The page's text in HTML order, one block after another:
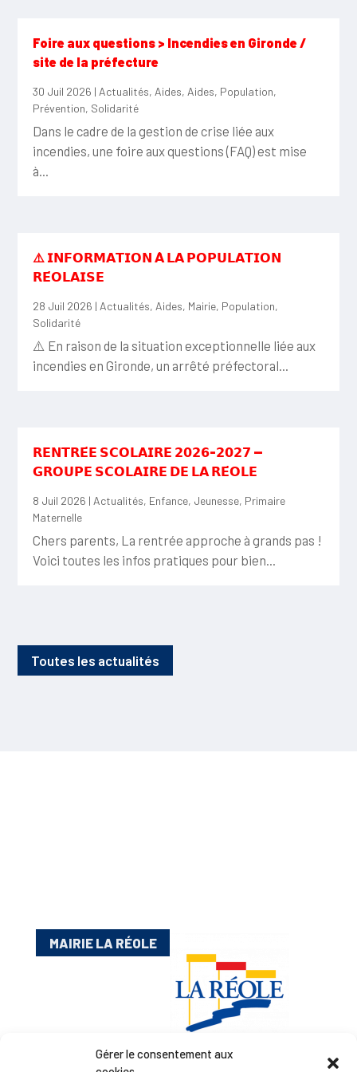
Gérer le consentement aux
Foire aux questions > Incendies en Gironde /
site de la préfecture
30 Juil 2026 | Actualités, Aides, Aides, Population,
Prévention, Solidarité
Dans le cadre de la gestion de crise liée aux
incendies, une foire aux questions (FAQ) est mise
à...
⚠️ 𝗜𝗡𝗙𝗢𝗥𝗠𝗔𝗧𝗜𝗢𝗡 𝗔̀ 𝗟𝗔 𝗣𝗢𝗣𝗨𝗟𝗔𝗧𝗜𝗢𝗡
𝗥𝗘́𝗢𝗟𝗔𝗜𝗦𝗘
28 Juil 2026 | Actualités, Aides, Mairie, Population,
Solidarité
⚠️ En raison de la situation exceptionnelle liée aux
incendies en Gironde, un arrêté préfectoral...
𝗥𝗘𝗡𝗧𝗥𝗘́𝗘 𝗦𝗖𝗢𝗟𝗔𝗜𝗥𝗘 𝟮𝟬𝟮𝟲-𝟮𝟬𝟮𝟳 —
𝗚𝗥𝗢𝗨𝗣𝗘 𝗦𝗖𝗢𝗟𝗔𝗜𝗥𝗘 𝗗𝗘 𝗟𝗔 𝗥𝗘́𝗢𝗟𝗘
8 Juil 2026 | Actualités, Enfance, Jeunesse, Primaire
Maternelle
Chers parents, La rentrée approche à grands pas !
Voici toutes les infos pratiques pour bien...
Toutes les actualités
MAIRIE LA RÉOLE